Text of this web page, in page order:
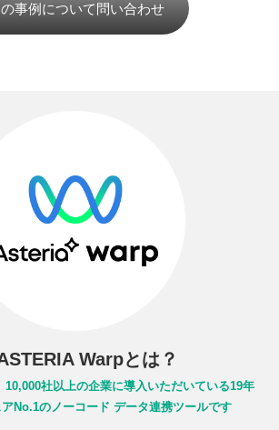
の事例について問い合わせ
Warpとは？
社以上の企業に導入いただいている19年
No.1のノーコード データ連携ツールです